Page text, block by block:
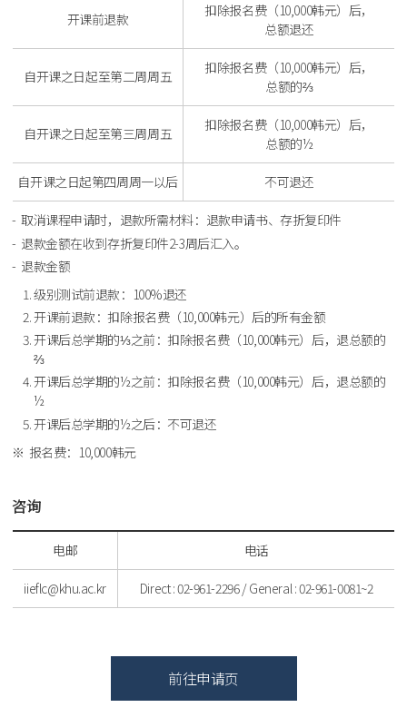
开课前退款
扣除报名费（10,000韩元）后，
总额退还
自开课之日起至第二周周五
扣除报名费（10,000韩元）后，
总额的⅔
自开课之日起至第三周周五
扣除报名费（10,000韩元）后，
总额的½
自开课之日起第四周周一以后 不可退还
取消课程申请时，退款所需材料：退款申请书、存折复印件
退款金额在收到存折复印件2-3周后汇入。
退款金额
级别测试前退款：100%退还
开课前退款：扣除报名费（10,000韩元）后的所有金额
开课后总学期的⅓之前：扣除报名费（10,000韩元）后，退总额的
⅔
开课后总学期的½之前：扣除报名费（10,000韩元）后，退总额的
½
开课后总学期的½之后：不可退还
报名费：10,000韩元
咨询
电邮 电话
iieflc@khu.ac.kr Direct : 02-961-2296 / General : 02-961-0081~2
前往申请页